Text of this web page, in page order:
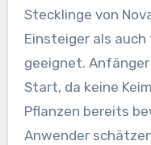
Stecklinge von
Einsteiger als
geeignet.
Start, da keine
Pflanzen bereits
Anwender